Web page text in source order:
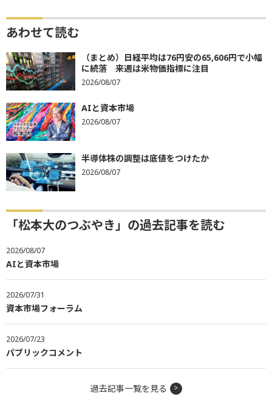
あわせて読む
（まとめ）日経平均は76円安の65,606円で小幅
に続落 来週は米物価指標に注目
2026/08/07
AIと資本市場
2026/08/07
半導体株の調整は底値をつけたか
2026/08/07
「松本大のつぶやき」の過去記事を読む
2026/08/07
AIと資本市場
2026/07/31
資本市場フォーラム
2026/07/23
パブリックコメント
過去記事一覧を見る